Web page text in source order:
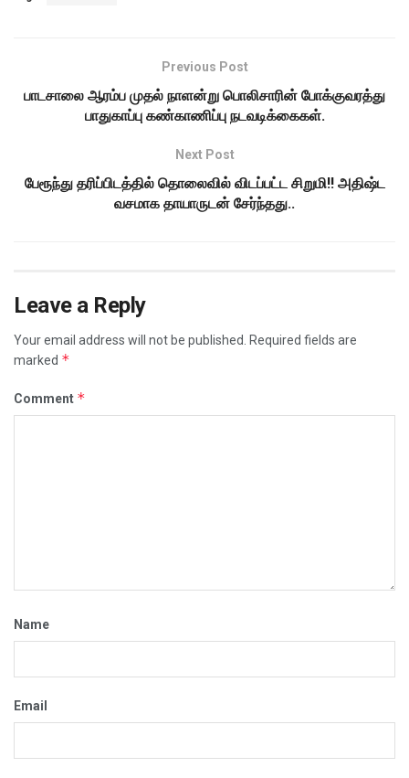
Previous Post
பாடசாலை ஆரம்ப முதல் நாளன்று பொலிசாரின் போக்குவரத்து
பாதுகாப்பு கண்காணிப்பு நடவடிக்கைகள்.
Next Post
பேரூந்து தரிப்பிடத்தில் தொலைவில் விடப்பட்ட சிறுமி!! அதிஷ்ட
வசமாக தாயாருடன் சேர்ந்தது..
Leave a Reply
Your email address will not be published.
Required fields are
marked *
Comment *
Name
Email